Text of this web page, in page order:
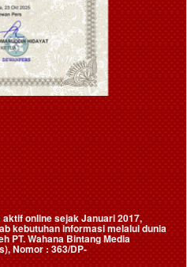
online sejak Januari 2017,
kebutuhan informasi melalui dunia
PT. Wahana Bintang Media
, Nomor : 363/DP-